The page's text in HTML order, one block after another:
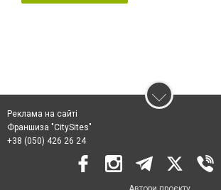
Реклама на сайті
Франшиза "CitySites"
+38 (050) 426 26 24